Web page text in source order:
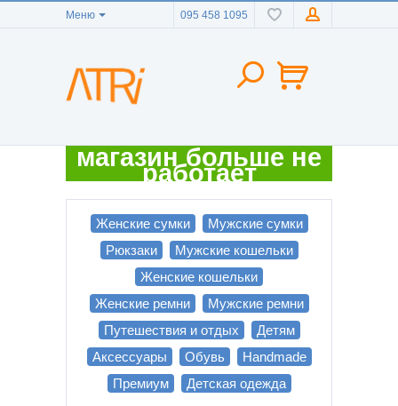
Меню 095 458 1095
магазин больше не
работает
Женские сумки
Мужские сумки
Рюкзаки
Мужские кошельки
Женские кошельки
Женские ремни
Мужские ремни
Путешествия и отдых
Детям
Аксессуары
Обувь
Handmade
Премиум
Детская одежда